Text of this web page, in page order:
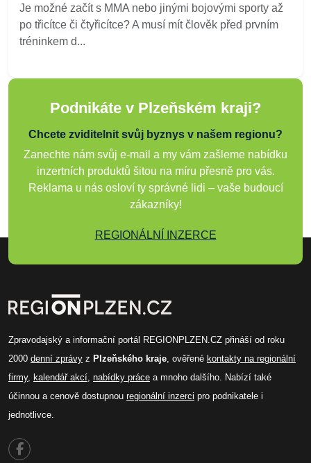
Je možné začít s MMA nebo jinými bojovými sporty až
po třicítce či čtyřicítce? A musí mít člověk před prvním
tréninkem d...
Podnikáte v Plzeňském kraji?
Chcete zviditelnit svůj byznys v našem regionu?
Zanechte nám svůj e-mail a my vám zašleme nabídku
inzertních produktů šitou na míru přesně pro vás.
Reklama u nás osloví ty správné lidi – vaše budoucí
zákazníky!
REGIONÁLNÍ INZERCE
Zpravodajský a informační portál REGIONPLZEN.CZ přináší od roku
2000 denní zprávy z Plzeňského kraje , ověřené kontakty na regionální
firmy, kalendář akcí nabídky práce a mnoho dalšího. Nabízí také
účinnou a cenově dostupnou regionální inzerci pro podnikatele i
jednotlivce.